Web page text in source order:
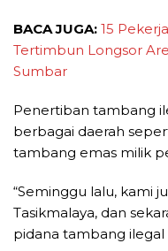
BACA JUGA: 15
Tertimbun Longsor
Sumbar
Penertiban tambang
berbagai daerah
tambang emas milik
“Seminggu lalu, kami
Tasikmalaya, dan
pidana tambang ilegal